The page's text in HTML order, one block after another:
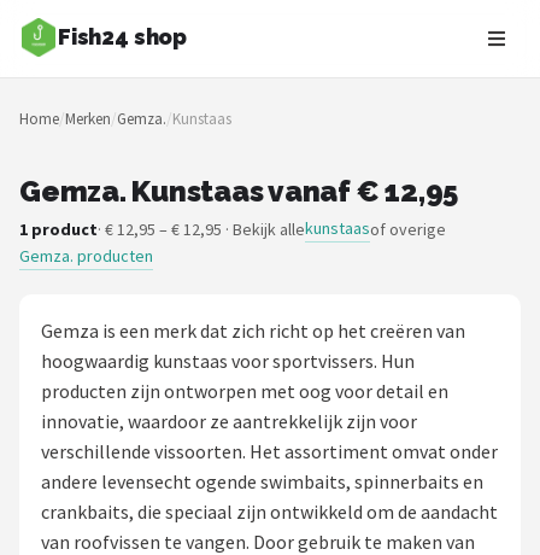
Fish24 shop
Zoeken
NAVIGATIE
Merken
Hengelsoorten
Dobbers
Home/Merken/Gemza./Kunstaas
Gemza. Kunstaas vanaf € 12,95
1 product· € 12,95 – € 12,95 · Bekijk allekunstaasof overige
Gemza. producten
Gemza is een merk dat zich richt op het creëren van
hoogwaardig kunstaas voor sportvissers. Hun
producten zijn ontworpen met oog voor detail en
innovatie, waardoor ze aantrekkelijk zijn voor
verschillende vissoorten. Het assortiment omvat onder
andere levensecht ogende swimbaits, spinnerbaits en
crankbaits, die speciaal zijn ontwikkeld om de aandacht
van roofvissen te vangen. Door gebruik te maken van